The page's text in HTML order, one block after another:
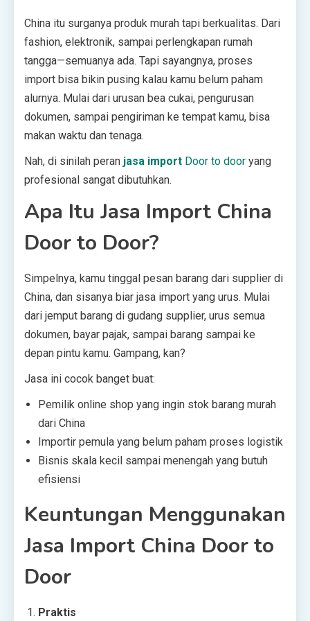
China itu surganya produk murah tapi berkualitas. Dari
fashion, elektronik, sampai perlengkapan rumah
tangga—semuanya ada. Tapi sayangnya, proses
import bisa bikin pusing kalau kamu belum paham
alurnya. Mulai dari urusan bea cukai, pengurusan
dokumen, sampai pengiriman ke tempat kamu, bisa
makan waktu dan tenaga.
Nah, di sinilah peran jasa import Door to door yang
profesional sangat dibutuhkan.
Apa Itu Jasa Import China
Door to Door?
Simpelnya, kamu tinggal pesan barang dari supplier di
China, dan sisanya biar jasa import yang urus. Mulai
dari jemput barang di gudang supplier, urus semua
dokumen, bayar pajak, sampai barang sampai ke
depan pintu kamu. Gampang, kan?
Jasa ini cocok banget buat:
Pemilik online shop yang ingin stok barang murah
dari China
Importir pemula yang belum paham proses logistik
Bisnis skala kecil sampai menengah yang butuh
efisiensi
Keuntungan Menggunakan
Jasa Import China Door to
Door
Praktis